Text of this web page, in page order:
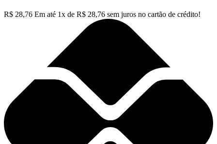
R$ 28,76 Em até 1x de R$ 28,76 sem juros no cartão de crédito!